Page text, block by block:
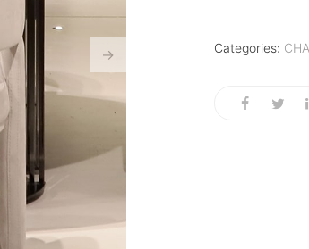
Categories: